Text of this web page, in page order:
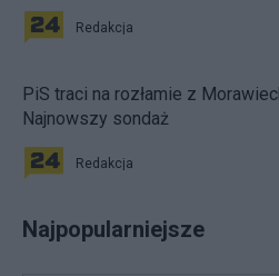
Redakcja
PiS traci na rozłamie z
Najnowszy sondaż
Redakcja
Najpopularniejsze